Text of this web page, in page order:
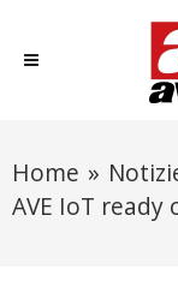
Home »
AVE IoT